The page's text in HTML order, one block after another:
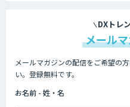
DXトレ
メール
メールマガジンの配信をご希望の
い。登録無料です。
お名前 - 姓・名